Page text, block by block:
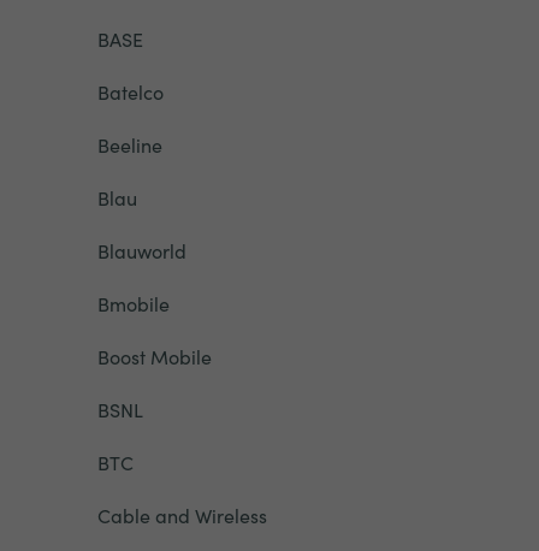
BASE
Batelco
Beeline
Blau
Blauworld
Bmobile
Boost Mobile
BSNL
BTC
Cable and Wireless